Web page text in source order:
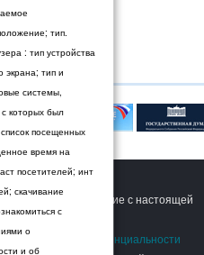
края.
означает согласие с настоящей
Политики конфиденциальности
тип.
: тип устройства
экрана; тип и
системы,
которых был
посещенных
время на
посетителей; инт
скачивание
с
о
и об